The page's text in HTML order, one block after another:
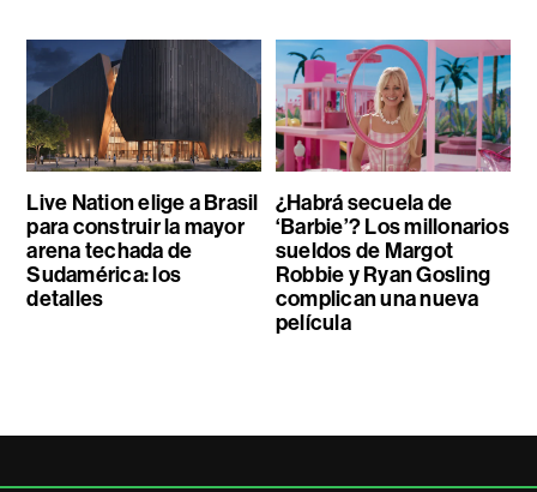
Live Nation elige a Brasil
para construir la mayor
arena techada de
Sudamérica: los
detalles
¿Habrá secuela de
‘Barbie’? Los millonarios
sueldos de Margot
Robbie y Ryan Gosling
complican una nueva
película